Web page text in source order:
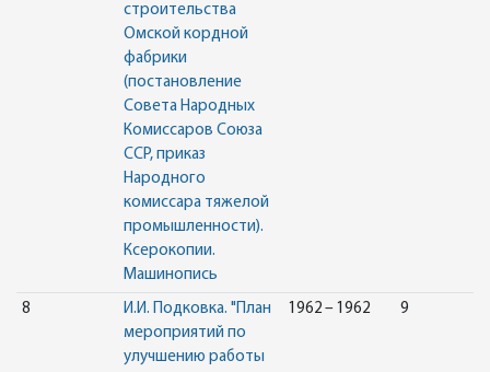
строительства
Омской кордной
фабрики
(постановление
Совета Народных
Комиссаров Союза
ССР, приказ
Народного
комиссара тяжелой
промышленности).
Ксерокопии.
Машинопись
8
И.И. Подковка. "План
мероприятий по
улучшению работы
1962 – 1962 9